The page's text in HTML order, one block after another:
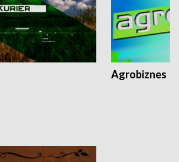
Agrobiznes